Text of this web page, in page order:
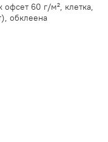
офсет 60 г/м², клетка,
обклеена